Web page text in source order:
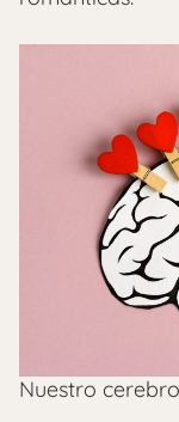
Nuestro